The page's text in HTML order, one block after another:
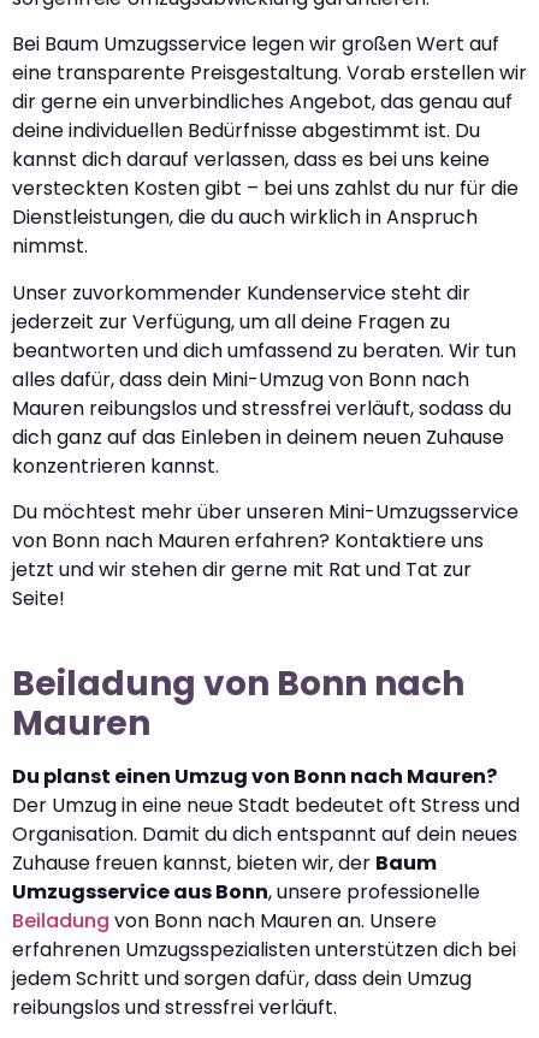
Bei Baum Umzugsservice legen wir großen Wert auf
eine transparente Preisgestaltung. Vorab erstellen wir
dir gerne ein unverbindliches Angebot, das genau auf
deine individuellen Bedürfnisse abgestimmt ist. Du
kannst dich darauf verlassen, dass es bei uns keine
versteckten Kosten gibt – bei uns zahlst du nur für die
Dienstleistungen, die du auch wirklich in Anspruch
nimmst.
Unser zuvorkommender Kundenservice steht dir
jederzeit zur Verfügung, um all deine Fragen zu
beantworten und dich umfassend zu beraten. Wir tun
alles dafür, dass dein Mini-Umzug von Bonn nach
Mauren reibungslos und stressfrei verläuft, sodass du
dich ganz auf das Einleben in deinem neuen Zuhause
konzentrieren kannst.
Du möchtest mehr über unseren Mini-Umzugsservice
von Bonn nach Mauren erfahren? Kontaktiere uns
jetzt und wir stehen dir gerne mit Rat und Tat zur
Seite!
Beiladung von Bonn nach
Mauren
Du planst einen Umzug von Bonn nach Mauren?
Der Umzug in eine neue Stadt bedeutet oft Stress und
Organisation. Damit du dich entspannt auf dein neues
Zuhause freuen kannst, bieten wir, der Baum
Umzugsservice aus Bonn, unsere professionelle
Beiladung von Bonn nach Mauren an. Unsere
erfahrenen Umzugsspezialisten unterstützen dich bei
jedem Schritt und sorgen dafür, dass dein Umzug
reibungslos und stressfrei verläuft.